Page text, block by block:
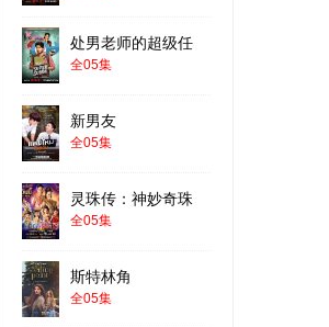
处男老师的超级任
全05集
新男友
全05集
灵珠传：神妙奇珠
全05集
斯特林角
全05集